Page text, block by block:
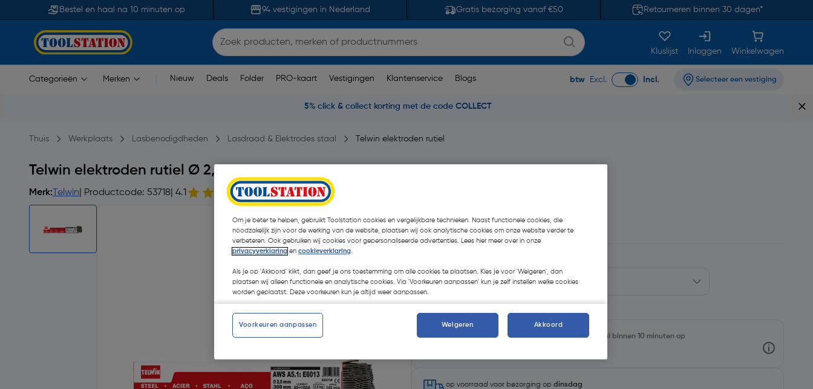
Bestel en haal na 10 minuten op 94 vestigingen in Nederland Gratis bezorging vanaf €50 Retourneren binnen 30 dagen*
Kluslijst Inloggen Winkelwagen
Categorieën Merken Nieuw Deals Folder PRO-kaart Vestigingen Klantenservice Blogs btw Excl. Incl. Selecteer een vestiging
5% click & collect korting met de code COLLECT
Thuis Werkplaats Lasbenodigdheden Lasdraad & Elektrodes staal Telwin elektroden rutiel
Telwin elektroden rutiel Ø 2,5mm
Merk: Telwin | Productcode: 53718 | 4.1 13 opmerking(en)| 143 Stuks
€ 29,99 | Excl. btw € 24,79
Selecteer winkel - Bekijk voorraadniveaus en haal binnen 10 minuten op
op voorraad voor bezorging op dinsdag
Om je beter te helpen, gebruikt Toolstation cookies en vergelijkbare technieken. Naast functionele cookies, die
noodzakelijk zijn voor de werking van de website, plaatsen wij ook analytische cookies om onze website verder te
verbeteren. Ook gebruiken wij cookies voor gepersonaliseerde advertenties. Lees hier meer over in onze
privacyverklaring en cookieverklaring.
Als je op 'Akkoord' klikt, dan geef je ons toestemming om alle cookies te plaatsen. Kies je voor 'Weigeren', dan
plaatsen wij alleen functionele en analytische cookies. Via 'Voorkeuren aanpassen' kun je zelf instellen welke cookies
worden geplaatst. Deze voorkeuren kun je altijd weer aanpassen.
Voorkeuren aanpassen Weigeren Akkoord